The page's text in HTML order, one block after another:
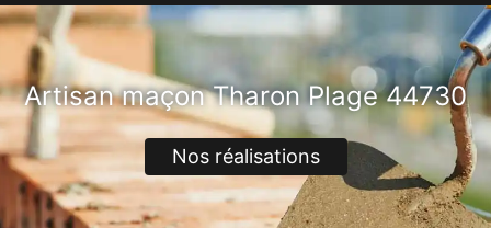
Artisan maçon Tharon Plage 44730
Nos réalisations